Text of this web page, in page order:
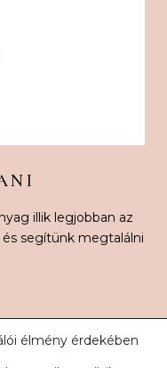
illik legjobban az
segítünk megtalálni
élmény érdekében